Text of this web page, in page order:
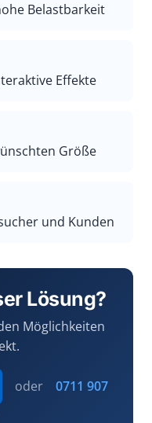
Belastbarkeit
Effekte
Größe
und Kunden
Lösung?
Möglichkeiten
oder
0711 907